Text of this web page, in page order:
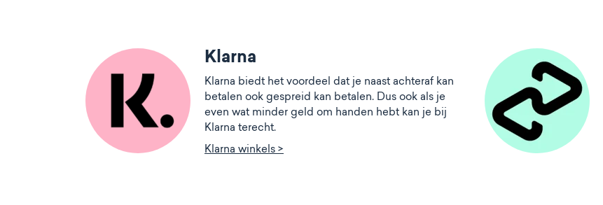
Klarna
Klarna biedt het voordeel dat je naast achteraf kan
betalen ook gespreid kan betalen. Dus ook als je
even wat minder geld om handen hebt kan je bij
Klarna terecht.
Klarna winkels >